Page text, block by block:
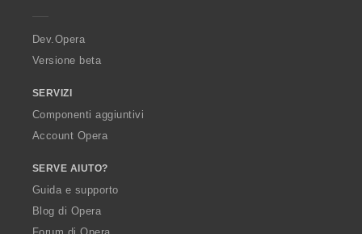
a
Dev.Opera
Versione beta
SERVIZI
Componenti aggiuntivi
Account Opera
SERVE AIUTO?
Guida e supporto
Blog di Opera